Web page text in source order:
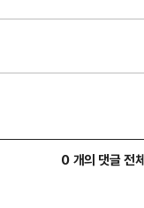
0 개의 댓글 전